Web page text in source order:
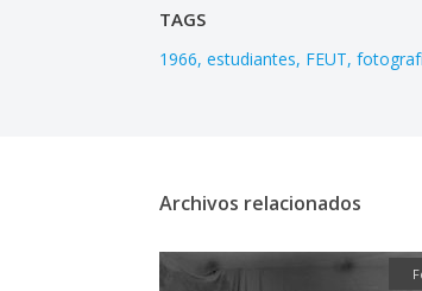
TAGS
1966 estudiantes FEUT
Archivos relacionados